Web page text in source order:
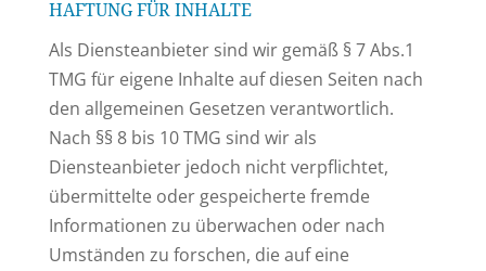
HAFTUNG FÜR INHALTE
Als Diensteanbieter sind wir gemäß § 7 Abs.1
TMG für eigene Inhalte auf diesen Seiten nach
den allgemeinen Gesetzen verantwortlich.
Nach §§ 8 bis 10 TMG sind wir als
Diensteanbieter jedoch nicht verpflichtet,
übermittelte oder gespeicherte fremde
Informationen zu überwachen oder nach
Umständen zu forschen, die auf eine